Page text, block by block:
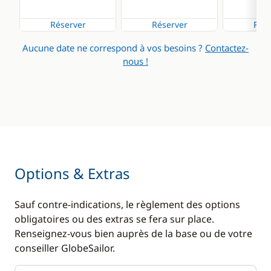
Ice Maker
Lave Vaisselle
Eau chaude
Générateur
Réserver Réserver
Aucune date ne correspond à vos besoins ? Contactez-
nous !
Options & Extras
Sauf contre-indications, le règlement des options
obligatoires ou des extras se fera sur place.
Renseignez-vous bien auprès de la base ou de votre
conseiller GlobeSailor.